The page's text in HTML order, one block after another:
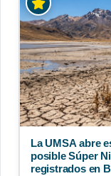
La UMSA abre
posible Súper
registrados en